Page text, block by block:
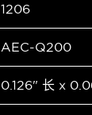
1206
AEC-Q200
0.126" 长 x